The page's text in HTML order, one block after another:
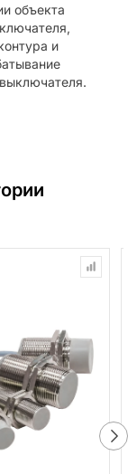
объекта
и